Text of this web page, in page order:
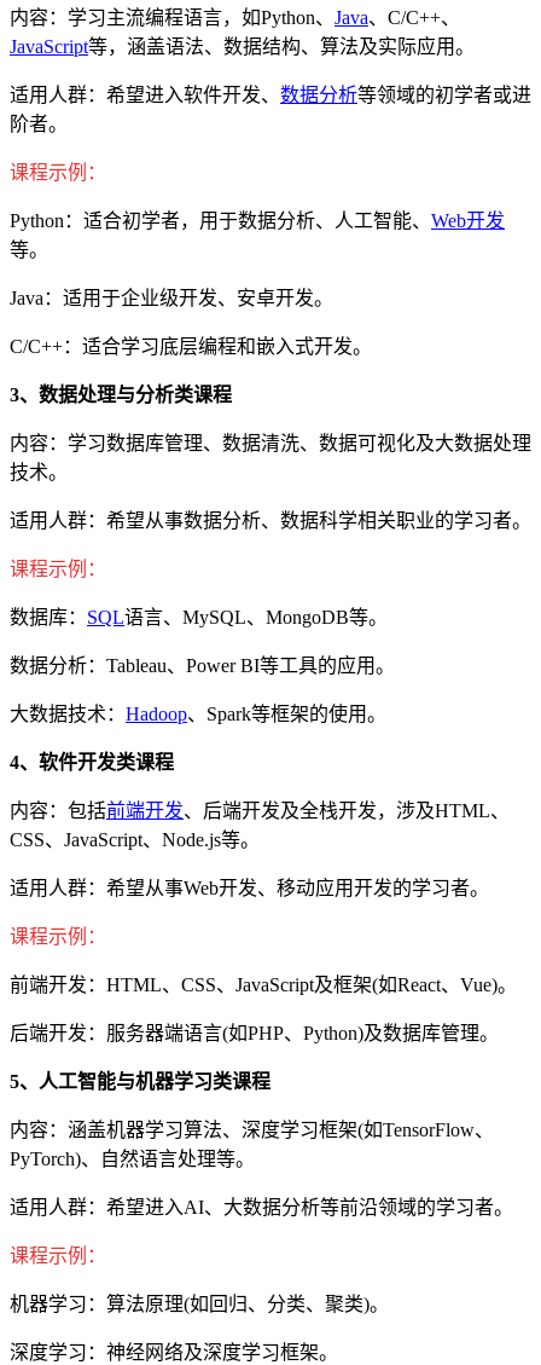
内容：学习主流编程语言，如Python、 Java、C/C++、
JavaScript等，涵盖语法、数据结构、算法及实际应用。
适用人群：希望进入软件开发、 数据分析等领域的初学者或进
阶者。
课程示例：
Python：适合初学者，用于数据分析、人工智能、 Web开发
等。
Java：适用于企业级开发、安卓开发。
C/C++：适合学习底层编程和嵌入式开发。
3、数据处理与分析类课程
内容：学习数据库管理、数据清洗、数据可视化及大数据处理
技术。
适用人群：希望从事数据分析、数据科学相关职业的学习者。
课程示例：
数据库： SQL语言、MySQL、MongoDB等。
数据分析：Tableau、Power BI等工具的应用。
大数据技术： Hadoop、Spark等框架的使用。
4、软件开发类课程
内容：包括前端开发、后端开发及全栈开发，涉及HTML、
CSS、JavaScript、Node.js等。
适用人群：希望从事Web开发、移动应用开发的学习者。
课程示例：
前端开发：HTML、CSS、JavaScript及框架(如React、Vue)。
后端开发：服务器端语言(如PHP、Python)及数据库管理。
5、人工智能与机器学习类课程
内容：涵盖机器学习算法、深度学习框架(如TensorFlow、
PyTorch)、自然语言处理等。
适用人群：希望进入AI、大数据分析等前沿领域的学习者。
课程示例：
机器学习：算法原理(如回归、分类、聚类)。
深度学习：神经网络及深度学习框架。